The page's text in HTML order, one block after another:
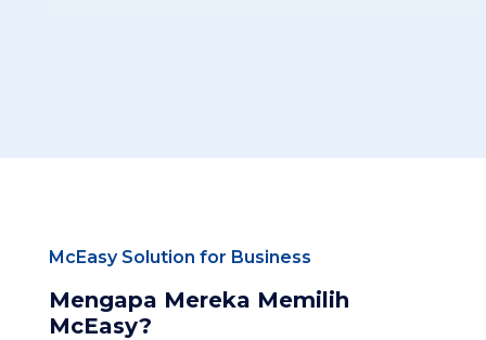
McEasy Solution for Business
Mengapa Mereka Memilih
McEasy?​